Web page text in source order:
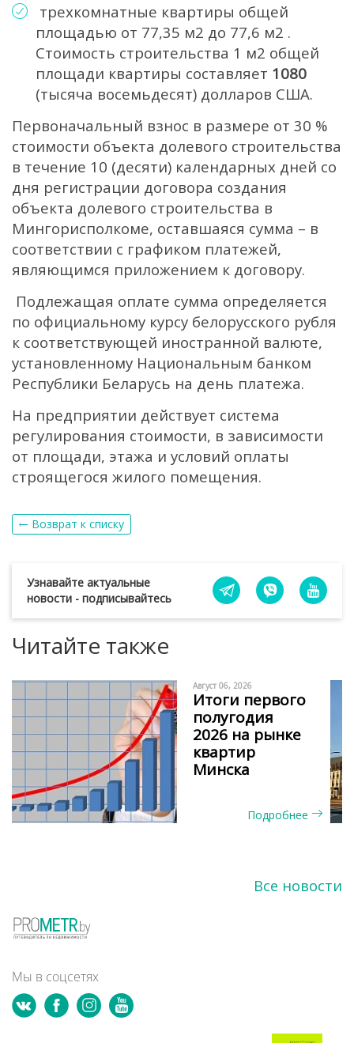
трехкомнатные квартиры общей
площадью от 77,35 м2 до 77,6 м2 .
Стоимость строительства 1 м2 общей
площади квартиры составляет 1080
(тысяча восемьдесят) долларов США.
Первоначальный взнос в размере от 30 %
стоимости объекта долевого строительства
в течение 10 (десяти) календарных дней со
дня регистрации договора создания
объекта долевого строительства в
Мингорисполкоме, оставшаяся сумма – в
соответствии с графиком платежей,
являющимся приложением к договору.
Подлежащая оплате сумма определяется
по официальному курсу белорусского рубля
к соответствующей иностранной валюте,
установленному Национальным банком
Республики Беларусь на день платежа.
На предприятии действует система
регулирования стоимости, в зависимости
от площади, этажа и условий оплаты
строящегося жилого помещения.
Возврат к списку
Узнавайте актуальные
новости - подписывайтесь
Читайте также
Август 06, 2026
Итоги первого
полугодия
2026 на рынке
квартир
Минска
Подробнее
Все новости
Мы в соцсетях